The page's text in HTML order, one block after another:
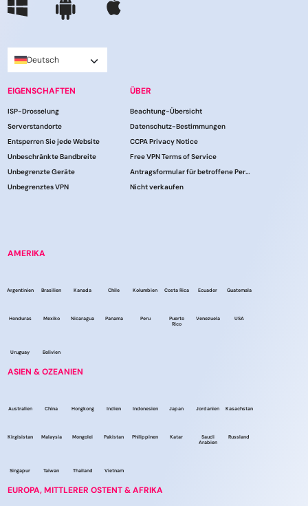
Deutsch
EIGENSCHAFTEN
ISP-Drosselung
Serverstandorte
Entsperren Sie jede Website
Unbeschränkte Bandbreite
Unbegrenzte Geräte
Unbegrenztes VPN
ÜBER
Beachtung-Übersicht
Datenschutz-Bestimmungen
CCPA Privacy Notice
Free VPN Terms of Service
Antragsformular für betroffene Personen
Nicht verkaufen
AMERIKA
Argentinien Brasilien Kanada Chile Kolumbien Costa Rica Ecuador Guatemala
Honduras Mexiko Nicaragua Panama Peru
Puerto
Rico
Venezuela USA
Uruguay Bolivien
ASIEN & OZEANIEN
Australien China Hongkong Indien Indonesien Japan Jordanien Kasachstan
Kirgisistan Malaysia Mongolei Pakistan Philippinen Katar
Saudi
Arabien
Russland
Singapur Taiwan Thailand Vietnam
EUROPA, MITTLERER OSTENT & AFRIKA